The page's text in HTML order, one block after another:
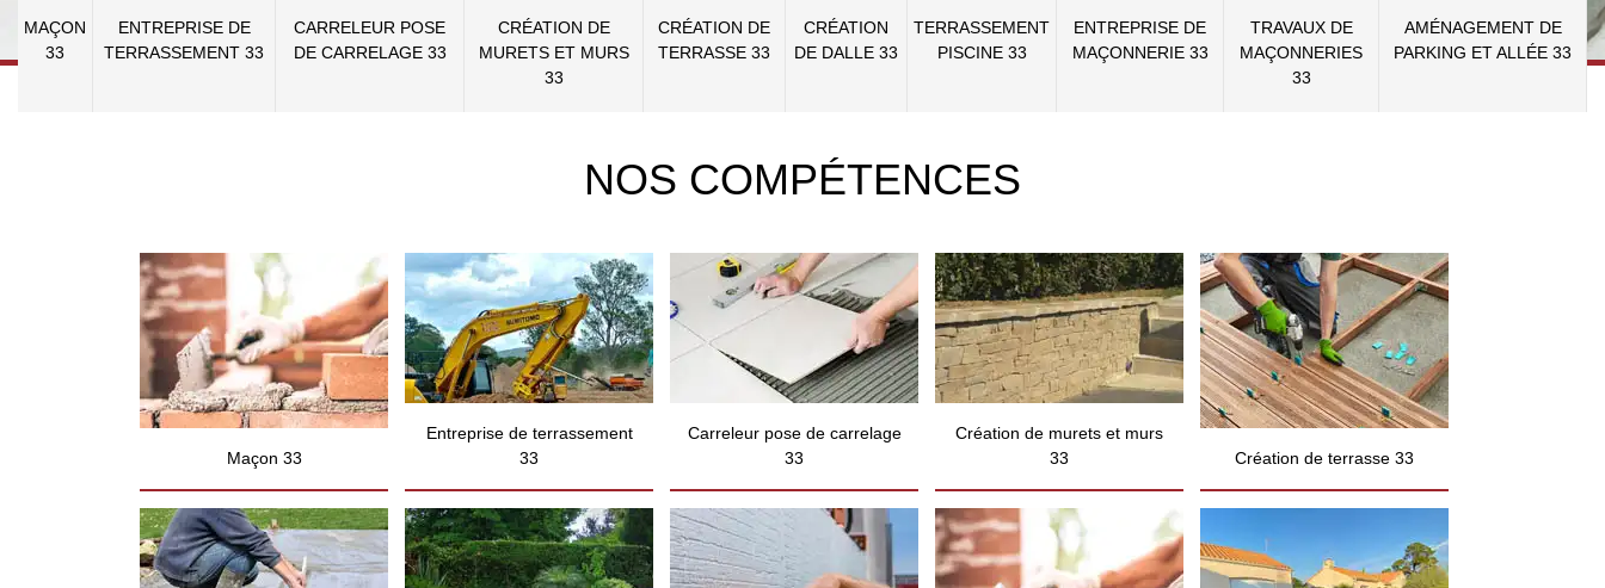
MAÇON
33
ENTREPRISE DE
TERRASSEMENT 33
CARRELEUR POSE
DE CARRELAGE 33
CRÉATION DE
MURETS ET MURS
33
CRÉATION DE
TERRASSE 33
CRÉATION
DE DALLE 33
TERRASSEMENT
PISCINE 33
ENTREPRISE DE
MAÇONNERIE 33
TRAVAUX DE
MAÇONNERIES
33
AMÉNAGEMENT DE
PARKING ET ALLÉE 33
NOS COMPÉTENCES
Maçon 33
Entreprise de terrassement
33
Carreleur pose de carrelage
33
Création de murets et murs
33
Création de terrasse 33